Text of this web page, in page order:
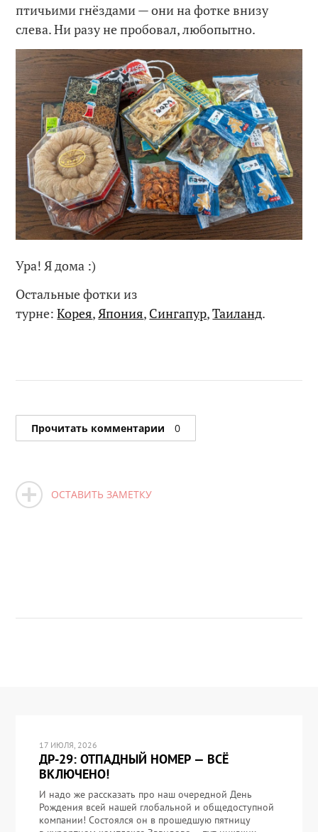
птичьими гнёздами — они на фотке внизу
слева. Ни разу не пробовал, любопытно.
Ура! Я дома :)
Остальные фотки из
турне:Корея,Япония, Сингапур,Таиланд.
Прочитать комментарии 0
ОСТАВИТЬ ЗАМЕТКУ
17 ИЮЛЯ, 2026
ДР-29: ОТПАДНЫЙ НОМЕР — ВСЁ
ВКЛЮЧЕНО!
И надо же рассказать про наш очередной День
Рождения всей нашей глобальной и общедоступной
компании! Состоялся он в прошедшую пятницу